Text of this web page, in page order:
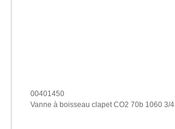
00401450
Vanne à boisseau clapet CO2 70b 1060 3/4